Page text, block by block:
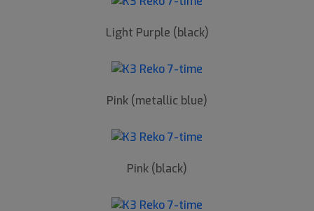
Light Purple (black)
Pink (metallic blue)
Pink (black)